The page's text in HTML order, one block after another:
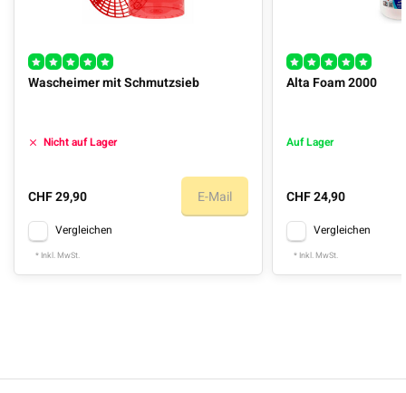
Wascheimer mit Schmutzsieb
Nicht auf Lager
CHF 29,90 E-Mail
Vergleichen
* Inkl. MwSt.
Alta Foam 2000
Auf Lager
CHF 24,90
Vergleichen
* Inkl. MwSt.